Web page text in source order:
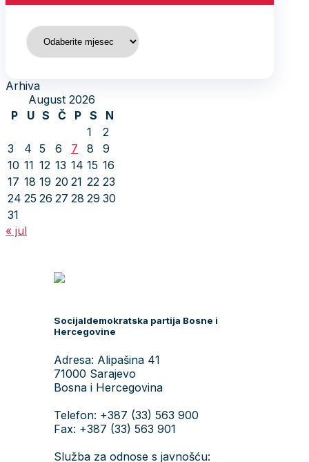
Arhiva
Arhiva
August 2026
P
U S Č P S
N
1
2
3
4 5 6 7 8
9
10 11 12 13 14 15 16
17 18 19 20 21 22 23
24 25 26 27 28 29 30
31
« jul
Socijaldemokratska partija Bosne i
Hercegovine
Adresa: Alipašina 41
71000 Sarajevo
Bosna i Hercegovina
Telefon: +387 (33) 563 900
Fax: +387 (33) 563 901
Služba za odnose s javnošću: